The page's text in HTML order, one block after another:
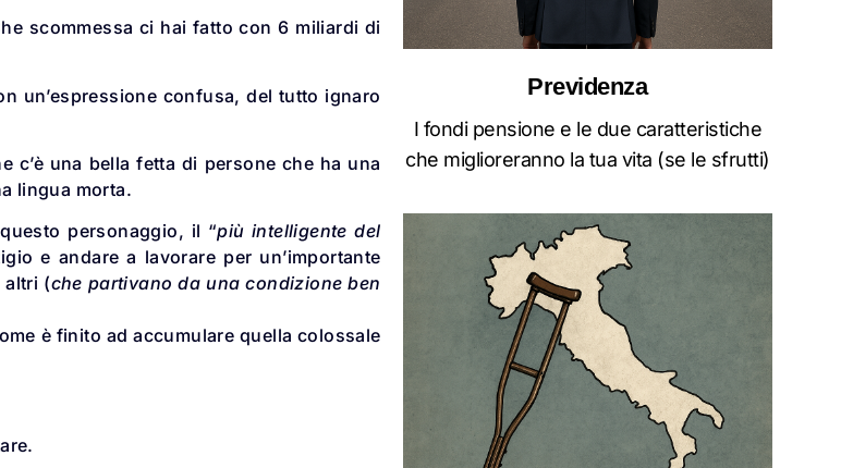
scommessa ci hai fatto con 6 miliardi di
un’espressione confusa, del tutto ignaro
c’è una bella fetta di persone che ha una
lingua morta.
personaggio, il “più intelligente del
e andare a lavorare per un’importante
altri (che partivano da una condizione ben
è finito ad accumulare quella colossale
Previdenza
I fondi pensione e le due caratteristiche
che miglioreranno la tua vita (se le sfrutti)